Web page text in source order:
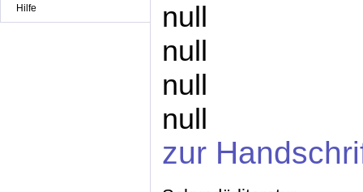
Hilfe
null
null
null
null
zur